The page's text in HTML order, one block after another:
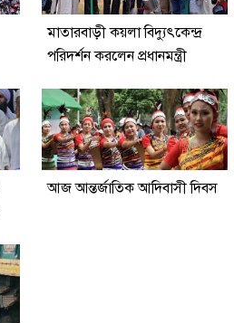
মাতারবাড়ী কয়লা বিদ্যুৎকেন্দ্র
পরিদর্শন করলেন প্রধানমন্ত্রী
আজ আন্তর্জাতিক আদিবাসী দিবস